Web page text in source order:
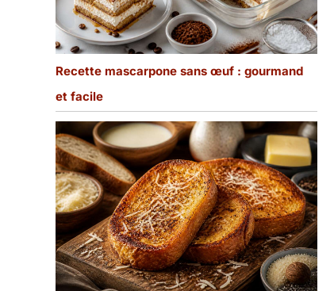
Recette mascarpone sans œuf : gourmand
et facile